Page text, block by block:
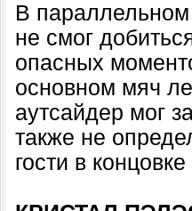
В
не смог
опасных
основном мяч
аутсайдер мог
также не
гости в